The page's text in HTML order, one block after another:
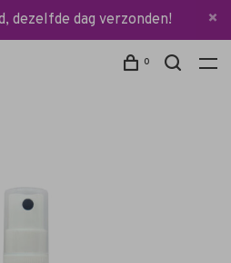
dezelfde dag verzonden!
0